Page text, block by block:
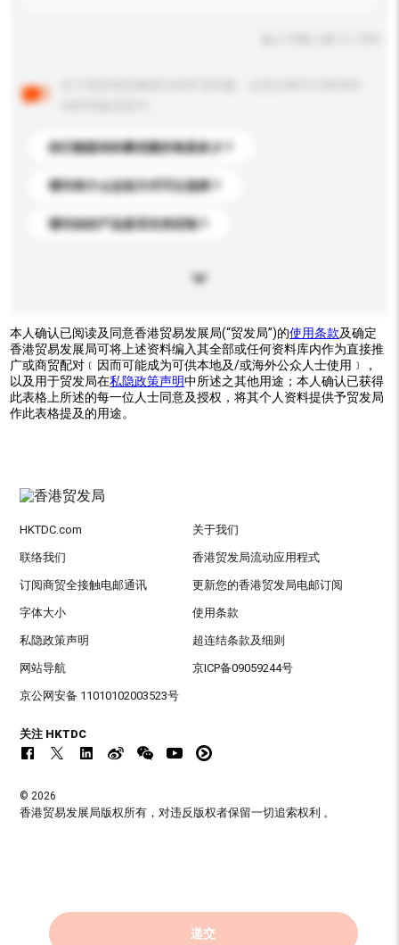
你们能提供的最优惠价格是多少？
请问有什么运送方式可以选择？
请问你的产品是否支持定制？
本人确认已阅读及同意香港贸易发展局(“贸发局”)的使用条款及确定
香港贸易发展局可将上述资料编入其全部或任何资料库内作为直接推
广或商贸配对﹝因而可能成为可供本地及/或海外公众人士使用﹞，
以及用于贸发局在私隐政策声明中所述之其他用途；本人确认已获得
此表格上所述的每一位人士同意及授权，将其个人资料提供予贸发局
作此表格提及的用途。
递交
HKTDC.com 关于我们
联络我们 香港贸发局流动应用程式
订阅商贸全接触电邮通讯 更新您的香港贸发局电邮订阅
字体大小 使用条款
私隐政策声明 超连结条款及细则
网站导航 京ICP备09059244号
京公网安备 11010102003523号
关注 HKTDC
© 2026
香港贸易发展局版权所有，对违反版权者保留一切追索权利 。